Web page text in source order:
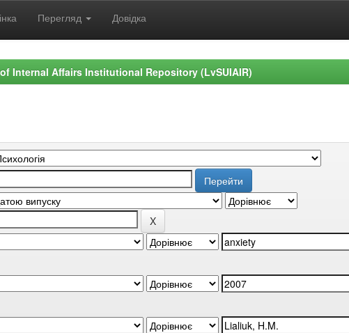
Перегляд Довідка
Internal Affairs Institutional Repository (LvSUIAIR)